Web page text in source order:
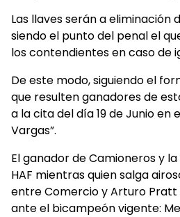
Las llaves serán a eliminación
siendo el punto del penal el
los contendientes en caso de
De este modo, siguiendo el
que resulten ganadores de
a la cita del día 19 de Junio en
Vargas”.
El ganador de Camioneros y
HAF mientras quien salga
entre Comercio y Arturo Pratt
ante el bicampeón vigente: